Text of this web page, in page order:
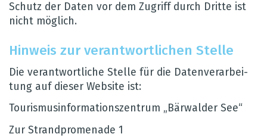
Schutz der Daten vor dem Zugriff durch Dritte ist
nicht mög­lich.
Hin­weis zur ver­ant­wort­li­chen Stelle
Die ver­ant­wort­li­che Stelle für die Daten­ver­ar­bei­
tung auf die­ser Web­site ist:
Tou­ris­mus­in­for­ma­ti­ons­zen­trum „Bär­wal­der See“
Zur Strand­pro­me­nade 1